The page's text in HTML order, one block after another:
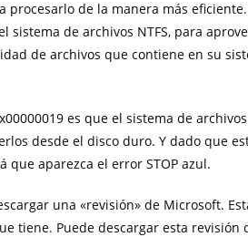
procesarlo de la manera más
sistema de archivos NTFS, para
de archivos que contiene en su
es que el sistema de
desde el disco duro. Y dado que
aparezca el error STOP azul.
una «revisión» de Microsoft.
tiene. Puede descargar esta